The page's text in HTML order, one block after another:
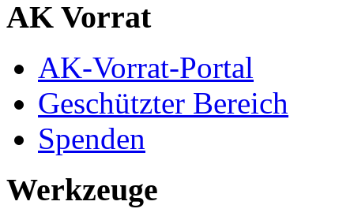
AK Vorrat
AK-Vorrat-Portal
Geschützter Bereich
Spenden
Werkzeuge